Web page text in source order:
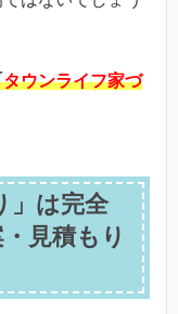
タウンライフ家づ
」は完全
見積もり